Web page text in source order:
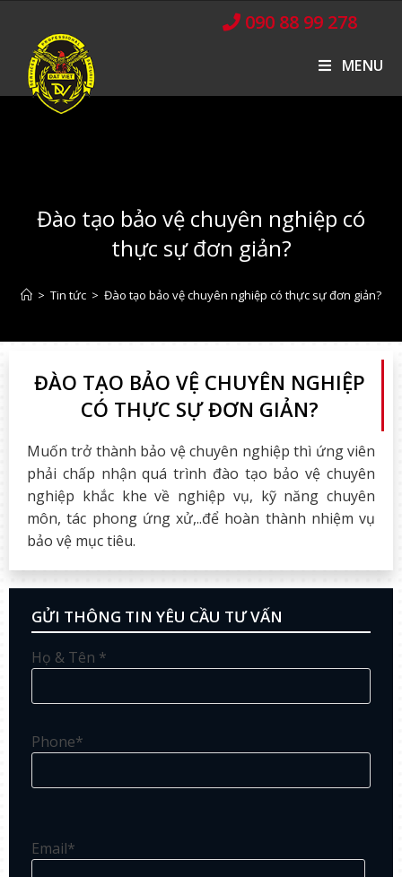
090 88 99 278
MENU
Đào tạo bảo vệ chuyên nghiệp có
thực sự đơn giản?
> Tin tức > Đào tạo bảo vệ chuyên nghiệp có thực sự đơn giản?
ĐÀO TẠO BẢO VỆ CHUYÊN NGHIỆP
CÓ THỰC SỰ ĐƠN GIẢN?
Muốn trở thành bảo vệ chuyên nghiệp thì ứng viên
phải chấp nhận quá trình đào tạo bảo vệ chuyên
nghiệp khắc khe về nghiệp vụ, kỹ năng chuyên
môn, tác phong ứng xử,..để hoàn thành nhiệm vụ
bảo vệ mục tiêu.
GỬI THÔNG TIN YÊU CẦU TƯ VẤN
Họ & Tên *
Phone*
Email*